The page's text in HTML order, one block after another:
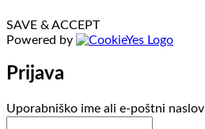
SAVE & ACCEPT
Powered by
Prijava
Uporabniško ime ali e-poštni naslov